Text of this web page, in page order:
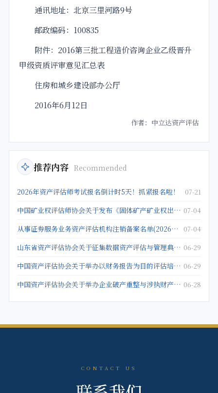
通讯地址：北京三里河路9号
邮政编码：100835
附件：2016第三批工程造价咨询企业乙级晋升
甲级资质评审意见汇总表
住房和城乡建设部办公厅
2016年6月12日
作者：中立达资产评估
推荐内容 Recommended
2026年资产评估师考试报名倒计时5天！抓紧报名啦！ 07-21
中国矿业权评估师协会关于发布《固体矿产矿业权出让底价评估应用指南》的公告 07-04
从事证券服务业务资产评估机构注销备案名单(2026年5月25日) 07-04
山东省资产评估协会关于征集数据资产评估与管理典型案例的通知 06-29
中国资产评估协会关于举办以财务报告为目的评估培训班的通知 06-29
中国资产评估协会关于举办企业破产重整与涉执财产评估培训班的通知 06-28
CONTACT US